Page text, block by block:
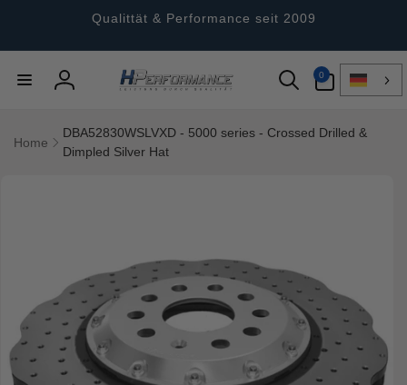
Qualittät & Performance seit 2009
Einloggen
0
Artikel
Home
DBA52830WSLVXD - 5000 series - Crossed Drilled &
Dimpled Silver Hat